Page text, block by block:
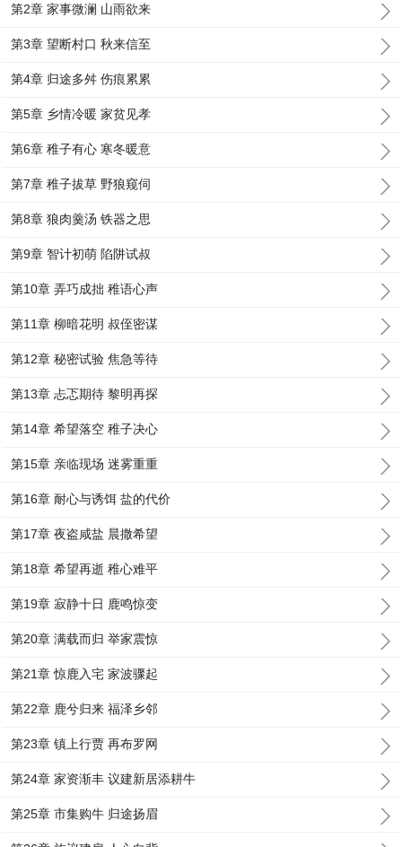
第2章 家事微澜 山雨欲来
第3章 望断村口 秋来信至
第4章 归途多舛 伤痕累累
第5章 乡情冷暖 家贫见孝
第6章 稚子有心 寒冬暖意
第7章 稚子拔草 野狼窥伺
第8章 狼肉羹汤 铁器之思
第9章 智计初萌 陷阱试叔
第10章 弄巧成拙 稚语心声
第11章 柳暗花明 叔侄密谋
第12章 秘密试验 焦急等待
第13章 忐忑期待 黎明再探
第14章 希望落空 稚子决心
第15章 亲临现场 迷雾重重
第16章 耐心与诱饵 盐的代价
第17章 夜盗咸盐 晨撒希望
第18章 希望再逝 稚心难平
第19章 寂静十日 鹿鸣惊变
第20章 满载而归 举家震惊
第21章 惊鹿入宅 家波骤起
第22章 鹿兮归来 福泽乡邻
第23章 镇上行贾 再布罗网
第24章 家资渐丰 议建新居添耕牛
第25章 市集购牛 归途扬眉